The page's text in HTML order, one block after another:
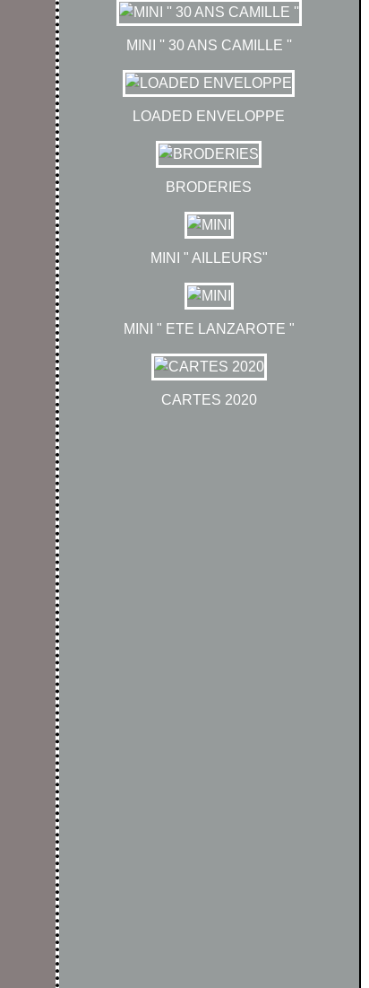
MINI '' 30 ANS CAMILLE ''
LOADED ENVELOPPE
BRODERIES
MINI " AILLEURS"
MINI " ETE LANZAROTE "
CARTES 2020